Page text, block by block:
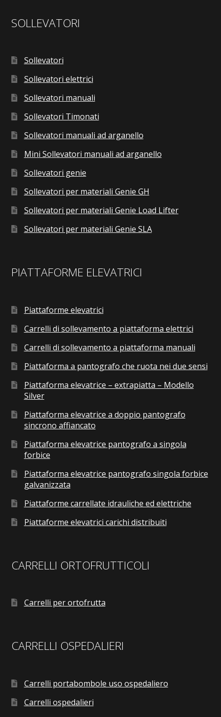
SOLLEVATORI
Sollevatori
Sollevatori elettrici
Sollevatori manuali
Sollevatori Timonati
Sollevatori manuali ad arganello
Mini Sollevatori manuali ad arganello
Sollevatori genie
Sollevatori per materiali Genie GH
Sollevatori per materiali Genie Load Lifter
Sollevatori per materiali Genie SLA
PIATTAFORME ELEVATRICI
Piattaforme elevatrici
Carrelli di sollevamento a piattaforma elettrici
Carrelli di sollevamento a piattaforma manuali
Piattaforma a pantografo che ruota nei due sensi
Piattaforma elevatrice – extrapiatta – Modello
Silver
Piattaforma elevatrice a doppio pantografo
sincrono affiancato
Piattaforma elevatrice pantografo a singola
forbice
Piattaforma elevatrice pantografo singola forbice
galvanizzata
Piattaforme carrellate idrauliche ed elettriche
Piattaforme elevatrici carichi distribuiti
CARRELLI ORTOFRUTTICOLI
Carrelli per ortofrutta
CARRELLI OSPEDALIERI
Carrelli portabombole uso ospedaliero
Carrelli ospedalieri